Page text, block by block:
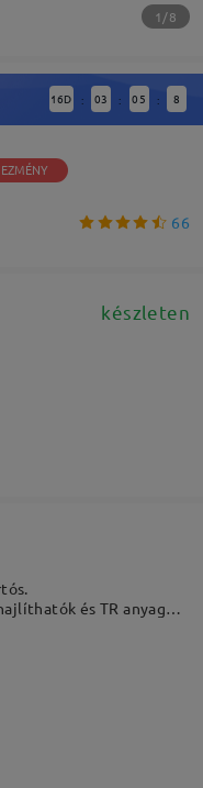
1/8
16D : 03 : 05 : 7
66
készleten
és TR anyagból
teljes keretes téglalap